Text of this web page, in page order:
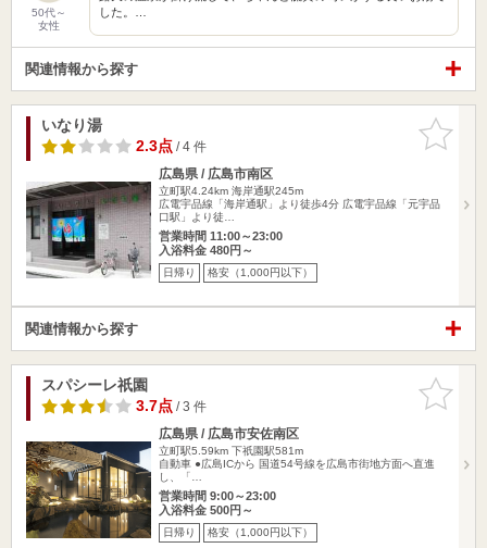
50代～
女性
した。…
関連情報から探す
お気に入
りに追加
いなり湯
2.3点/ 4 件
広島県 / 広島市南区
立町駅4.24km 海岸通駅245m
広電宇品線「海岸通駅」より徒歩4分 広電宇品線「元宇品
口駅」より徒…
営業時間 11:00～23:00
入浴料金 480円～
日帰り 格安（1,000円以下）
関連情報から探す
お気に入
りに追加
スパシーレ祇園
3.7点/ 3 件
広島県 / 広島市安佐南区
立町駅5.59km 下祇園駅581m
自動車 ●広島ICから 国道54号線を広島市街地方面へ直進
し、「…
営業時間 9:00～23:00
入浴料金 500円～
日帰り 格安（1,000円以下）